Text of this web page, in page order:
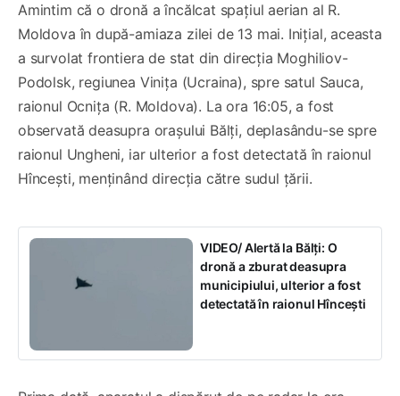
Amintim că o dronă a încălcat spațiul aerian al R.
Moldova în după-amiaza zilei de 13 mai. Inițial, aceasta
a survolat frontiera de stat din direcția Moghiliov-
Podolsk, regiunea Vinița (Ucraina), spre satul Sauca,
raionul Ocnița (R. Moldova). La ora 16:05, a fost
observată deasupra orașului Bălți, deplasându-se spre
raionul Ungheni, iar ulterior a fost detectată în raionul
Hîncești, menținând direcția către sudul țării.
VIDEO/ Alertă la Bălți: O
dronă a zburat deasupra
municipiului, ulterior a fost
detectată în raionul Hîncești